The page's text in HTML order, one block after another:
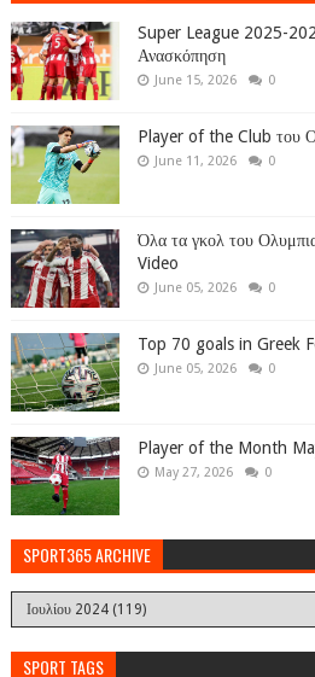
Super League 2025-
Ανασκόπηση
June 15, 2026 0
Player of the Club του
June 11, 2026 0
Όλα τα γκολ του
Video
June 05, 2026 0
Top 70 goals in Greek
June 05, 2026 0
Player of the Month
May 27, 2026 0
SPORT365 ARCHIVE
SPORT TAGS